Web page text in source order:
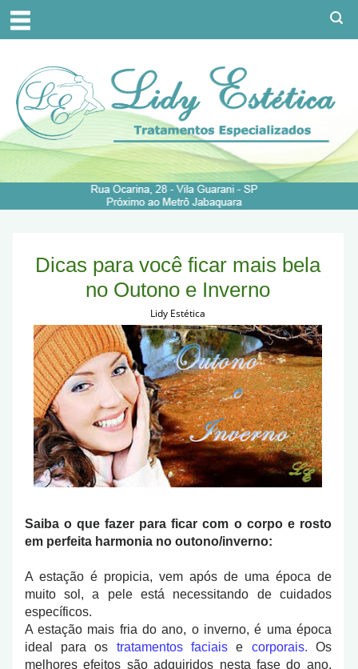
Dicas para você ficar mais bela
no Outono e Inverno
Lidy Estética
Saiba o que fazer para ficar com o corpo e rosto
em perfeita harmonia no outono/inverno:
A estação é propicia, vem após de uma época de
muito sol, a pele está necessitando de cuidados
específicos.
A estação mais fria do ano, o inverno, é uma época
ideal para os tratamentos faciaise corporais. Os
melhores efeitos são adquiridos nesta fase do ano,